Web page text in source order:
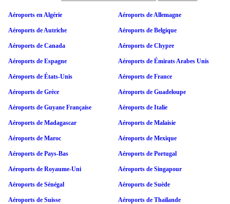
Aéroports en Algérie Aéroports de Allemagne
Aéroports de Autriche Aéroports de Belgique
Aéroports de Canada Aéroports de Chypre
Aéroports de Espagne Aéroports de Émirats Arabes Unis
Aéroports de États-Unis Aéroports de France
Aéroports de Grèce Aéroports de Guadeloupe
Aéroports de Guyane Française Aéroports de Italie
Aéroports de Madagascar Aéroports de Malaisie
Aéroports de Maroc Aéroports de Mexique
Aéroports de Pays-Bas Aéroports de Portugal
Aéroports de Royaume-Uni Aéroports de Singapour
Aéroports de Sénégal Aéroports de Suède
Aéroports de Suisse Aéroports de Thaïlande